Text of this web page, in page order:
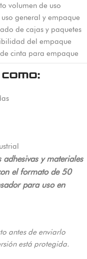
volumen de uso
general y empaque
de cajas y paquetes
del empaque
cinta para empaque
adhesivas y materiales
el formato de 50
para uso en
antes de enviarlo
está protegida.